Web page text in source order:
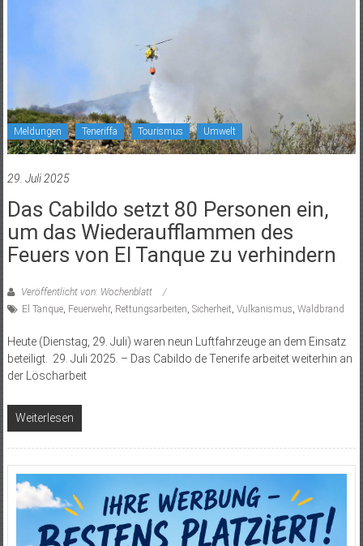
Meldungen Teneriffa Tourismus Umwelt
29. Juli 2025
Das Cabildo setzt 80 Personen ein,
um das Wiederaufflammen des
Feuers von El Tanque zu verhindern
Veröffentlicht von: Wochenblatt
El Tanque, Feuerwehr, Rettungsarbeiten, Sicherheit, Vulkanismus, Waldbrand
Heute (Dienstag, 29. Juli) waren neun Luftfahrzeuge an dem Einsatz
beteiligt. 29. Juli 2025. – Das Cabildo de Tenerife arbeitet weiterhin an
der Löscharbeit
Weiterlesen